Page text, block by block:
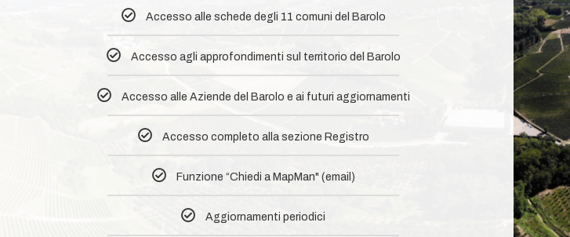
Accesso alle schede degli 11 comuni del Barolo​
Accesso agli approfondimenti sul territorio del Barolo
Accesso alle Aziende del Barolo e ai futuri aggiornamenti
Accesso completo alla sezione Registro​
Funzione “Chiedi a MapMan" (email)
Aggiornamenti periodici